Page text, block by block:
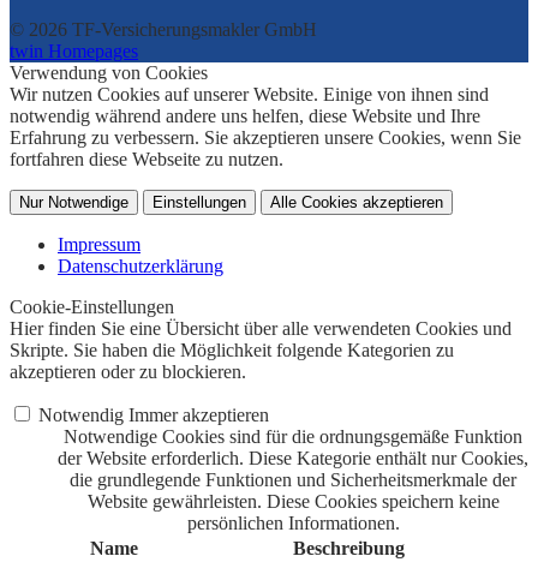
© 2026 TF-Versicherungsmakler GmbH
twin Homepages
Verwendung von Cookies
Wir nutzen Cookies auf unserer Website. Einige von ihnen sind
notwendig während andere uns helfen, diese Website und Ihre
Erfahrung zu verbessern. Sie akzeptieren unsere Cookies, wenn Sie
fortfahren diese Webseite zu nutzen.
Nur Notwendige Einstellungen Alle Cookies akzeptieren
Impressum
Datenschutzerklärung
Cookie-Einstellungen
Hier finden Sie eine Übersicht über alle verwendeten Cookies und
Skripte. Sie haben die Möglichkeit folgende Kategorien zu
akzeptieren oder zu blockieren.
Notwendig Immer akzeptieren
Notwendige Cookies sind für die ordnungsgemäße Funktion
der Website erforderlich. Diese Kategorie enthält nur Cookies,
die grundlegende Funktionen und Sicherheitsmerkmale der
Website gewährleisten. Diese Cookies speichern keine
persönlichen Informationen.
Name
Beschreibung